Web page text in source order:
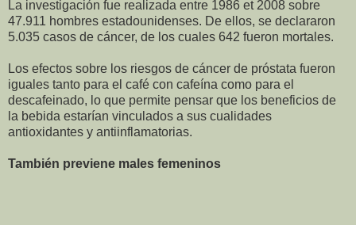
La investigación fue realizada entre 1986 et 2008 sobre
47.911 hombres estadounidenses. De ellos, se declararon
5.035 casos de cáncer, de los cuales 642 fueron mortales.
Los efectos sobre los riesgos de cáncer de próstata fueron
iguales tanto para el café con cafeína como para el
descafeinado, lo que permite pensar que los beneficios de
la bebida estarían vinculados a sus cualidades
antioxidantes y antiinflamatorias.
También previene males femeninos